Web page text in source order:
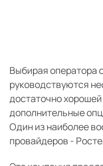
Выбирая оператора
руководствуются
достаточно
дополнительные
Один из наиболее
провайдеров -